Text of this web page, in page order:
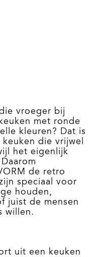
vroeger bij
met ronde
kleuren? Dat is
die vrijwel
het eigenlijk
de retro
speciaal voor
houden,
juist de mensen
willen.
uit een keuken